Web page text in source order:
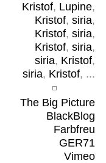
Kristof, Lupine,
Kristof, siria,
Kristof, siria,
Kristof, siria,
siria, Kristof,
siria, Kristof, ...
The Big Picture
BlackBlog
Farbfreu
GER71
Vimeo